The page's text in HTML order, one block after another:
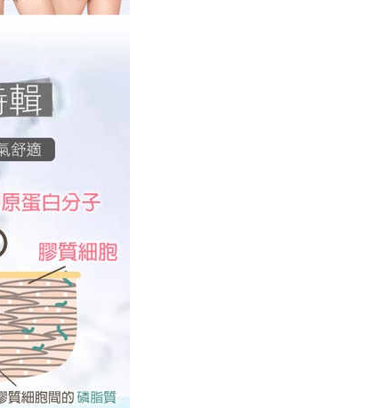
penuh, sila rujuk pautan berikut:
ini disediakan oleh Taiwan Mobile, pengguna telefon
segera menggunakan tanpa perlu memohon lagi.
langganan peribadi, tidak terbuka untuk syarikat
pembayaran "Pembayaran Ansuran Gogo", selepas
akan secara automatik dialihkan ke proses
selepas pengesahan nombor telefon, pilih bilangan
tarikh akhir pembayaran, dan setelah
transaksi akan selesai.
sebenar, bilangan ansuran dan jumlah bayaran
halaman pengesahan transaksi seterusnya.
30 minit selepas pesanan ditubuhkan, jika tidak pergi
transaksi atau jika tidak lulus semakan, pesanan
secara automatik. Jika terdapat situasi "pindah untuk
yang tidak lulus, ini menunjukkan bahawa sistem
tiada penjelasan mengenai kandungan
diberikan.
Pembayaran】
ansuran tidak digabungkan dalam bil telekomunikasi,
untuk pengguna kali pertama yang lulus
daripada ibu bapa atau penjaga yang sah
AFTEE.
Taiwan Inc. di
kebimbangan mengenai pemprosesan dan
data peribadi. Jika anda tidak bersetuju dengan data
seperti di atas akan dikumpul dan
sila jangan gunakan perkhidmatan ini.
| Penghantaran percuma untuk pesanan